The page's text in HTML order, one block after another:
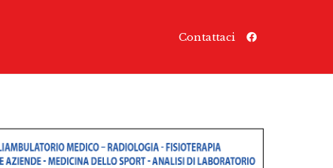
Contattaci